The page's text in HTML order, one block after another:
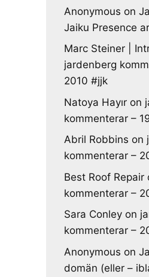
Anonymous on
Jaiku Presence
Marc Steiner |
jardenberg
2010 #jjk
Natoya Hayır on
kommenterar –
Abril Robbins on
kommenterar –
Best Roof Repair
kommenterar –
Sara Conley on
kommenterar –
Anonymous on
domän (eller –